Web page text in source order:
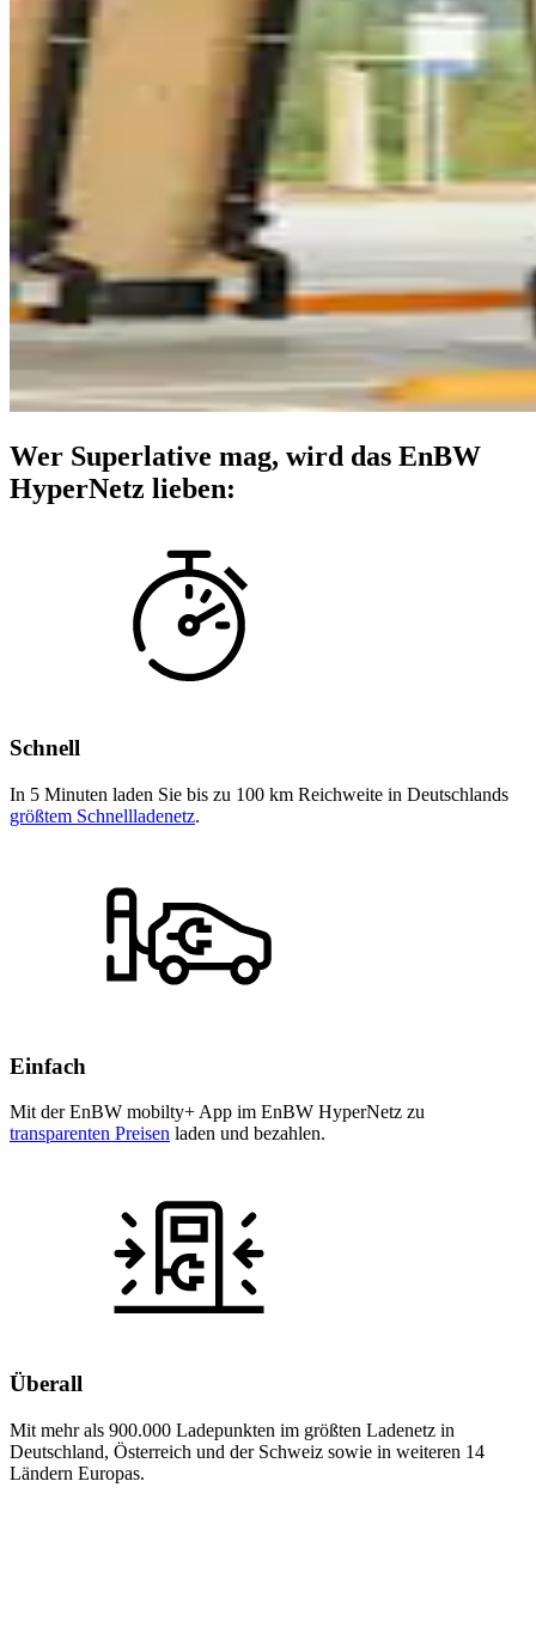
Wer Superlative mag, wird das EnBW
HyperNetz lieben:
Schnell
In 5 Minuten laden Sie bis zu 100 km Reichweite in Deutschlands
größtem Schnellladenetz.
Einfach
Mit der EnBW mobilty+ App im EnBW HyperNetz zu
transparenten Preisen laden und bezahlen.
Überall
Mit mehr als 900.000 Ladepunkten im größten Ladenetz in
Deutschland, Österreich und der Schweiz sowie in weiteren 14
Ländern Europas.